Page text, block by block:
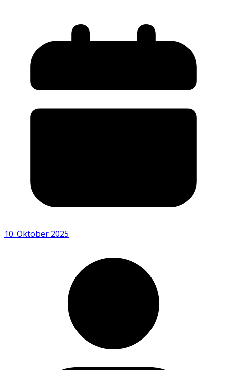
10. Oktober 2025